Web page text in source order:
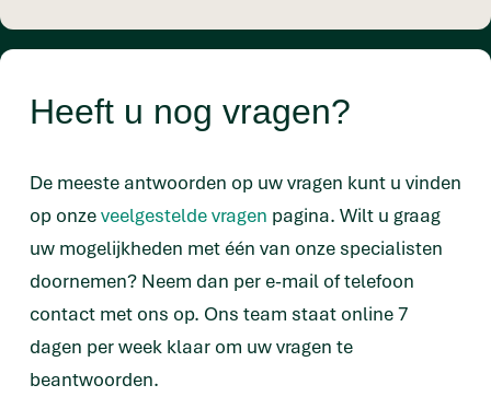
Heeft u nog vragen?
De meeste antwoorden op uw vragen kunt u vinden
op onzeveelgestelde vragen pagina. Wilt u graag
uw mogelijkheden met één van onze specialisten
doornemen? Neem dan per e-mail of telefoon
contact met ons op. Ons team staat online 7
dagen per week klaar om uw vragen te
beantwoorden.